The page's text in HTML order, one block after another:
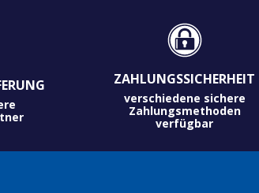
ZAHLUNGSSICHERHEIT
verschiedene sichere
Zahlungsmethoden
verfügbar